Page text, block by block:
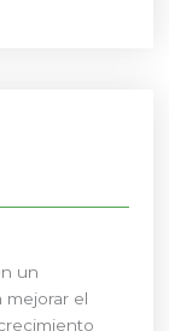
un
mejorar el